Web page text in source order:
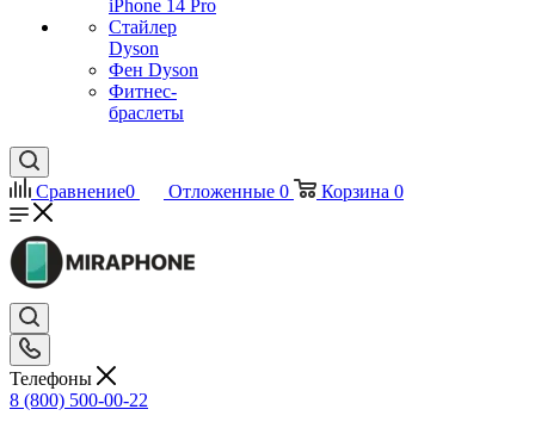
iPhone 14 Pro
Стайлер
Dyson
Фен Dyson
Фитнес-
браслеты
Сравнение0 Отложенные 0 Корзина 0
Телефоны
8 (800) 500-00-22